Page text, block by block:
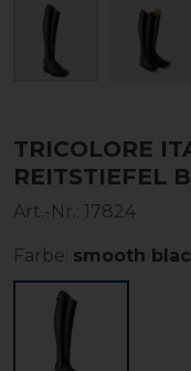
TRICOLORE
REITSTIEFEL
Art.-Nr.: 17824
Farbe: smooth